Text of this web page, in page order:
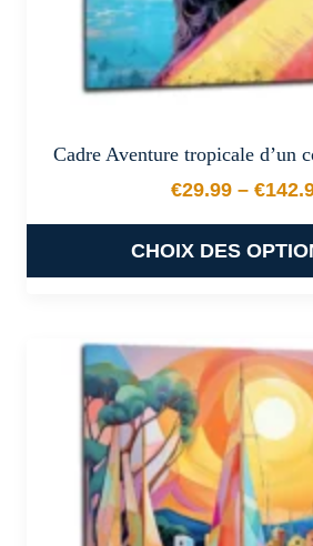
Cadre Aventure tropicale d’un
€29.99 – €
Plage
CHOIX DES
a
Les
options
peuvent
être